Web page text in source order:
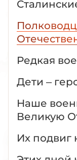
Редкая
Дети –
Наше
Великую
Их подвиг